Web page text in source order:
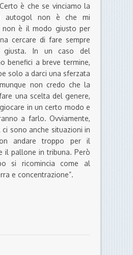
è che se vinciamo la
autogol non è che mi
non è il modo giusto per
cercare di fare sempre
giusta. In un caso del
benefici a breve termine,
solo a darci una sferzata
non credo che la
una scelta del genere,
in un certo modo e
a farlo. Ovviamente,
sono anche situazioni in
andare troppo per il
il pallone in tribuna. Però
si ricomincia come al
e concentrazione”.